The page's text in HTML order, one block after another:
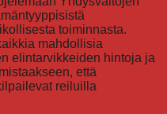
toiminnasta.
mahdollisia
elintarvikkeiden hintoja ja
että
reiluilla